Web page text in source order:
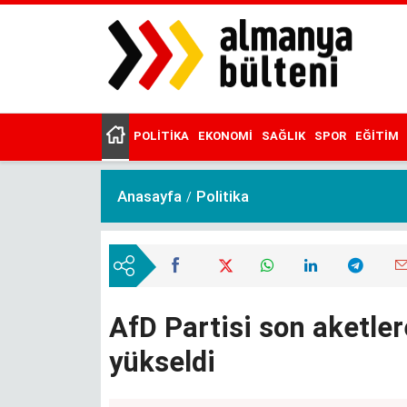
Main
menu
POLITIKA EKONOMI SAĞLIK SPOR EĞITIM
Anasayfa Politika
AfD Partisi son
yükseldi